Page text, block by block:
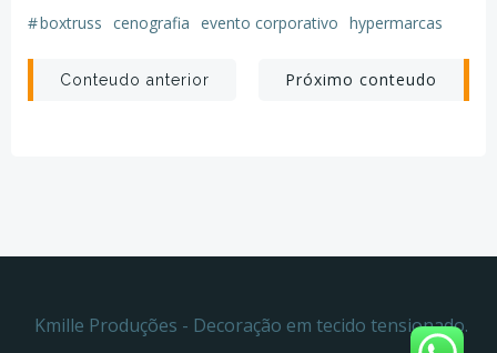
#boxtruss cenografia evento corporativo hypermarcas
Post
Conteudo anterior
Post
Próximo conteudo
Kmille Produções - Decoração em tecido tensionado.